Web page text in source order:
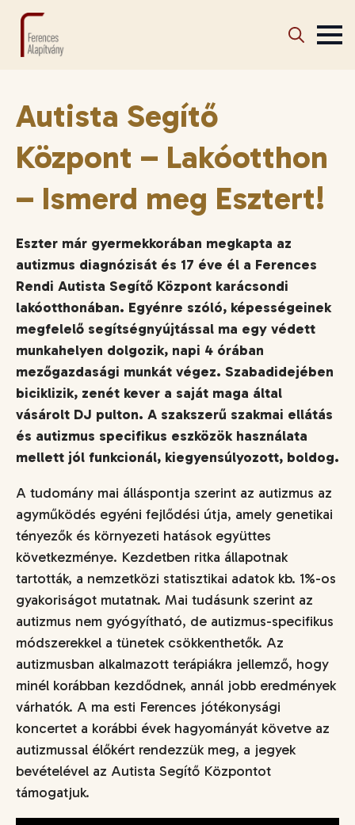
Autista Segítő
Központ – Lakóotthon
– Ismerd meg Esztert!
Eszter már gyermekkorában megkapta az
autizmus diagnózisát és 17 éve él a Ferences
Rendi Autista Segítő Központ karácsondi
lakóotthonában. Egyénre szóló, képességeinek
megfelelő segítségnyújtással ma egy védett
munkahelyen dolgozik, napi 4 órában
mezőgazdasági munkát végez. Szabadidejében
biciklizik, zenét kever a saját maga által
vásárolt DJ pulton. A szakszerű szakmai ellátás
és autizmus specifikus eszközök használata
mellett jól funkcionál, kiegyensúlyozott, boldog.
A tudomány mai álláspontja szerint az autizmus az
agyműködés egyéni fejlődési útja, amely genetikai
tényezők és környezeti hatások együttes
következménye. Kezdetben ritka állapotnak
tartották, a nemzetközi statisztikai adatok kb. 1%-os
gyakoriságot mutatnak. Mai tudásunk szerint az
autizmus nem gyógyítható, de autizmus-specifikus
módszerekkel a tünetek csökkenthetők. Az
autizmusban alkalmazott terápiákra jellemző, hogy
minél korábban kezdődnek, annál jobb eredmények
várhatók. A ma esti Ferences jótékonysági
koncertet a korábbi évek hagyományát követve az
autizmussal élőkért rendezzük meg, a jegyek
bevételével az Autista Segítő Központot
támogatjuk.